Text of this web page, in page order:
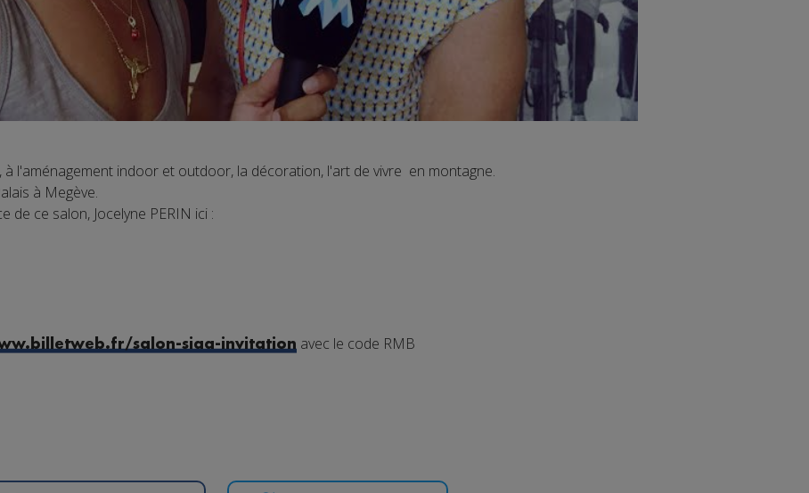
l'aménagement indoor et outdoor, la décoration, l'art de vivre en montagne.
à Megève.
de ce salon, Jocelyne PERIN ici :
salon-siaa-invitation avec le code RMB